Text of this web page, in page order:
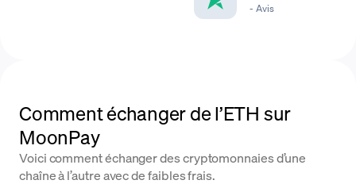
- Avis
Comment échanger de l’ETH sur
MoonPay
Voici comment échanger des cryptomonnaies d’une
chaîne à l’autre avec de faibles frais.